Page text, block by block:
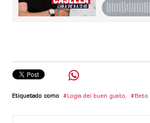
Etiquetado como Logia del buen gusto, Beto